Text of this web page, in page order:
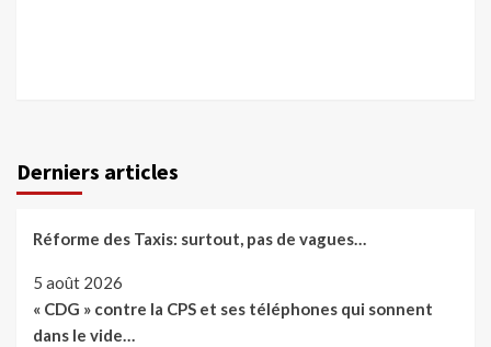
Derniers articles
Réforme des Taxis: surtout, pas de vagues…
5 août 2026
« CDG » contre la CPS et ses téléphones qui sonnent
dans le vide…